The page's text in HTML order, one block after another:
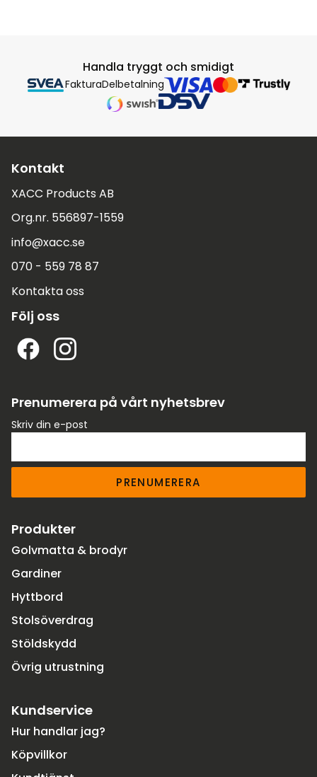
Handla tryggt och smidigt
FakturaDelbetalning
Kontakt
XACC Products AB
Org.nr. 556897-1559
info@xacc.se
070 - 559 78 87
Kontakta oss
Följ oss
Prenumerera på vårt nyhetsbrev
Skriv din e-post
PRENUMERERA
Produkter
Golvmatta & brodyr
Gardiner
Hyttbord
Stolsöverdrag
Stöldskydd
Övrig utrustning
Kundservice
Hur handlar jag?
Köpvillkor